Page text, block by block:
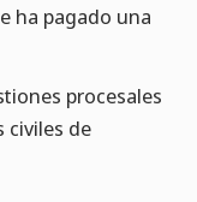
ha pagado una
procesales
civiles de